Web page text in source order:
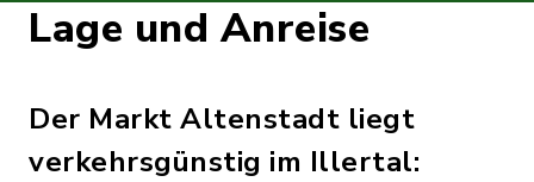
Lage und Anreise
Der Markt Altenstadt liegt
verkehrsgünstig im Illertal: